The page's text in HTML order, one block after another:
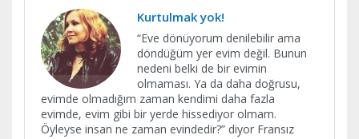
Kurtulmak yok!
“Eve dönüyorum denilebilir ama
döndüğüm yer evim değil. Bunun
nedeni belki de bir evimin
olmaması. Ya da daha doğrusu,
evimde olmadığım zaman kendimi daha fazla
evimde, evim gibi bir yerde hissediyor olmam.
Öyleyse insan ne zaman evindedir?” diyor Fransız